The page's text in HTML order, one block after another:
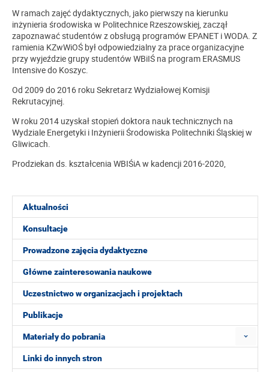
Aktualności
Konsultacje
Prowadzone zajęcia dydaktyczne
Główne zainteresowania naukowe
Uczestnictwo w organizacjach i projektach
Publikacje
Materiały do pobrania
Linki do innych stron
W ramach zajęć dydaktycznych, jako pierwszy na kierunku
inżynieria środowiska w Politechnice Rzeszowskiej, zaczął
zapoznawać studentów z obsługą programów EPANET i WODA. Z
ramienia KZwWiOŚ był odpowiedzialny za prace organizacyjne
przy wyjeździe grupy studentów WBiIŚ na program ERASMUS
Intensive do Koszyc.
Od 2009 do 2016 roku Sekretarz Wydziałowej Komisji
Rekrutacyjnej.
W roku 2014 uzyskał stopień doktora nauk technicznych na
Wydziale Energetyki i Inżynierii Środowiska Politechniki Śląskiej w
Gliwicach.
Prodziekan ds. kształcenia WBIŚiA w kadencji 2016-2020,